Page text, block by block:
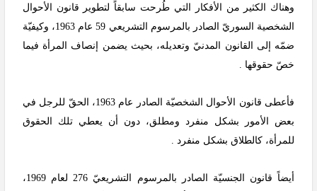
وهناك الكثير من الأفكار التي طُرحت سابقاً لتطوير قانون الأحوال
الشخصية السوريّ الصادر بالمرسوم التشريعي 59 عام 1963، وكيفيّة
ضمّه إلى القانون المدنيّ وتعديله، بحيث يضمن إنصاف المرأة فيما
خصّ حقوقها .
فأعطى قانون الأحوال الشخصيّة الصادر عام 1963، الحقّ للرجل في
بعض الأمور بشكل منفرد ومطلق، دون أن يعطي تلك الحقوق
للمرأة، كالطلاق بشكل منفرد .
أيضاً قانون الجنسيّة الصادر بالمرسوم التشريعيّ 276 لعام 1969،